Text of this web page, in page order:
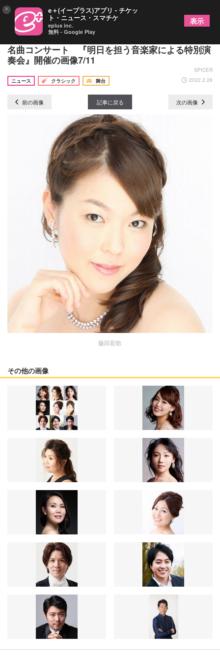
海外で研鑽を積んだ若手歌手たちが集結するオペラ
名曲コンサート 『明日を担う音楽家による特別演
奏会』開催の画像7/11
SPICER
ニュース
クラシック 舞台 2022.2.28
前の画像 記事に戻る 次の画像
藤田彩歌
その他の画像
× e＋(イープラス)アプリ - チケッ
ト・ニュース・スマチケ
eplus inc.
無料 - Google Play
表示